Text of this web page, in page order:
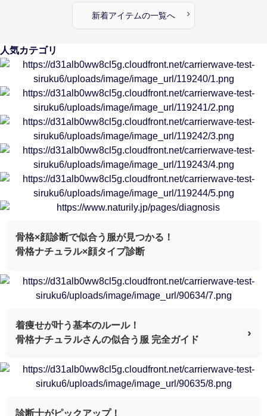
新着アイテムの一覧へ ›
人気カテゴリ
骨格×顔診断で似合う服が見つかる！
骨格ナチュラル×顔タイプ診断
着痩せが叶う基本のルール！
骨格ナチュラルさんの似合う服 完全ガイド
›
診断士がピックアップ！